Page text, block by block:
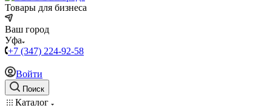
Товары для бизнеса
Ваш город
Уфа
+7 (347) 224-92-58
Войти
Поиск
Каталог